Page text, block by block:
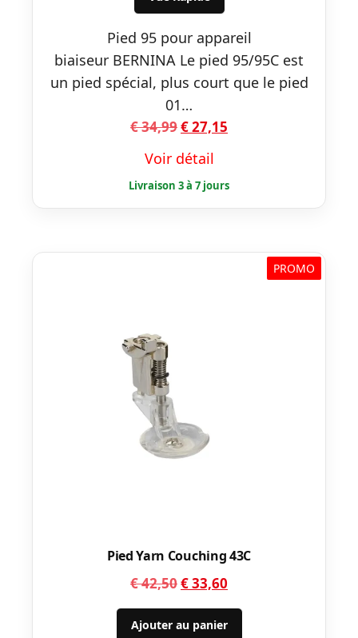
Pied 95 pour appareil
biaiseur BERNINA Le pied 95/95C est
un pied spécial, plus court que le pied
01…
€34,99Le
initial
était :
€ 34,99.
€27,15
est :
€ 27,15.
Voir détail
PROMO
Pied Yarn Couching 43C
€42,50Le
prix
initial
€33,60
prix
actuel
Ajouter au panier